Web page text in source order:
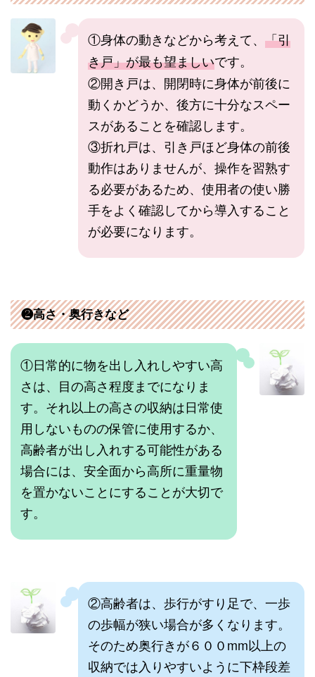
①身体の動きなどから考えて、「引
き戸」が最も望ましいです。
②開き戸は、開閉時に身体が前後に
動くかどうか、後方に十分なスペー
スがあることを確認します。
③折れ戸は、引き戸ほど身体の前後
動作はありませんが、操作を習熟す
る必要があるため、使用者の使い勝
手をよく確認してから導入すること
が必要になります。
❷高さ・奥行きなど
①日常的に物を出し入れしやすい高
さは、目の高さ程度までになりま
す。それ以上の高さの収納は日常使
用しないものの保管に使用するか、
高齢者が出し入れする可能性がある
場合には、安全面から高所に重量物
を置かないことにすることが大切で
す。
②高齢者は、歩行がすり足で、一歩
の歩幅が狭い場合が多くなります。
そのため奥行きが６００mm以上の
収納では入りやすいように下枠段差